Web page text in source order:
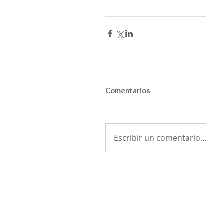
Comentarios
Escribir un comentario...